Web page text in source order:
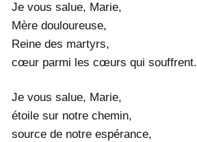
Je vous salue, Marie,
Mère douloureuse,
Reine des martyrs,
cœur parmi les cœurs qui souffrent.
Je vous salue, Marie,
étoile sur notre chemin,
source de notre espérance,